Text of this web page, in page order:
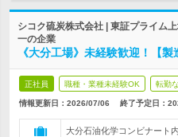
シコク硫炭株式会社 | 東証プライム
一の企業
《大分工場》未経験歓迎！【
正社員 職種・業種未経験OK 転勤
情報更新日：2026/07/06 終了予定日：
大分石油化学コンビナート